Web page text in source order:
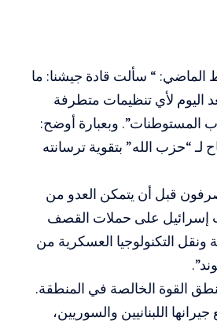
الماضي: “ سألت قادة جيشنا: ما
بعد اليوم لأي تنظيمات متطرفة
المستوطنات”. وبعبارة أوضح:
لـ “حزب الله” بتقوية ترسانته
قبل أن يتمكن العدو من
إسرائيل على حملات القصف
التكنولوجيا العسكرية من
القوة الخالصة في المنطقة.
اللبنانيين والسوريين،